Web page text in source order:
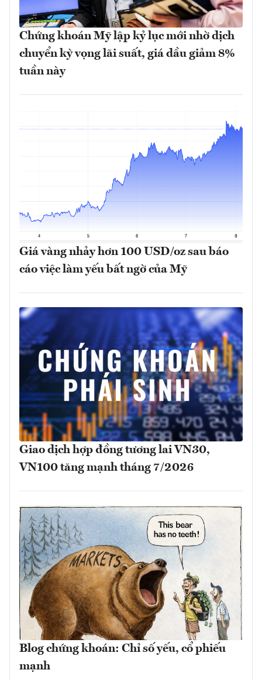
Chứng khoán Mỹ lập kỷ lục mới nhờ dịch
chuyển kỳ vọng lãi suất, giá dầu giảm 8%
tuần này
Giá vàng nhảy hơn 100 USD/oz sau báo
cáo việc làm yếu bất ngờ của Mỹ
Giao dịch hợp đồng tương lai VN30,
VN100 tăng mạnh tháng 7/2026
Blog chứng khoán: Chỉ số yếu, cổ phiếu
mạnh